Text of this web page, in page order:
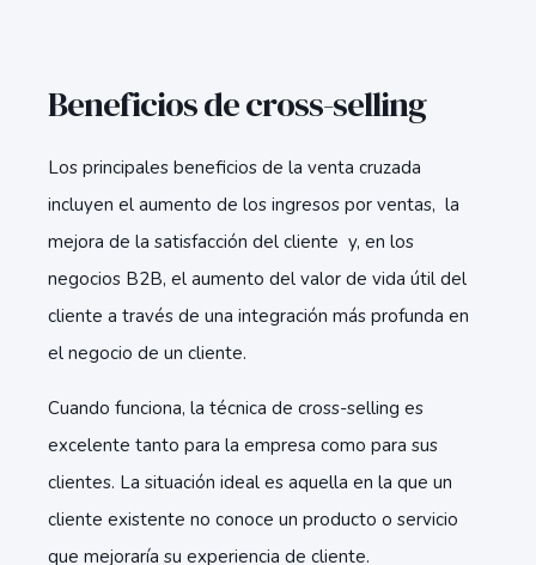
Beneficios de cross-selling
Los principales beneficios de la venta cruzada
incluyen el aumento de los ingresos por ventas, la
mejora de la satisfacción del cliente y, en los
negocios B2B, el aumento del valor de vida útil del
cliente a través de una integración más profunda en
el negocio de un cliente.
Cuando funciona, la técnica de cross-selling es
excelente tanto para la empresa como para sus
clientes. La situación ideal es aquella en la que un
cliente existente no conoce un producto o servicio
que mejoraría su experiencia de cliente.